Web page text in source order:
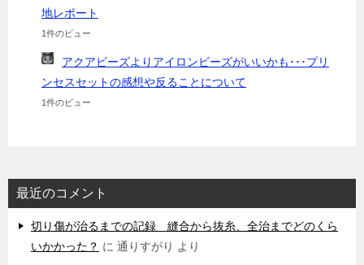
地レポート
1件のビュー
アクアビーズよりアイロンビーズがいいかも･･･プリ
ンセスセットの感想や反ることについて
1件のビュー
最近のコメント
切り傷が治るまでの記録 縫合から抜糸、全治までどのくら
いかかった？ に 通りすがり より